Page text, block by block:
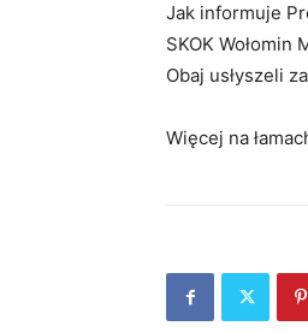
Jak informuje
SKOK Wołomin
Obaj usłyszeli
Więcej na